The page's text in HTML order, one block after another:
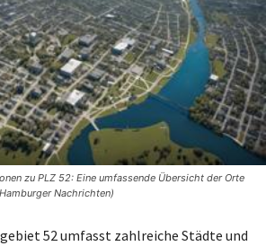
zu PLZ 52: Eine umfassende Übersicht der Orte
Nachrichten)
52 umfasst zahlreiche Städte und